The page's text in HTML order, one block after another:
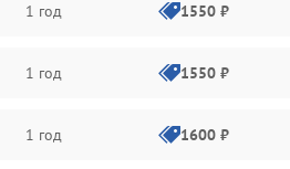
1 год 1550 ₽
1 год 1550 ₽
1 год 1600 ₽